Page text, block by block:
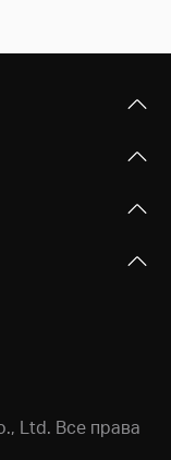
Ltd. Все права